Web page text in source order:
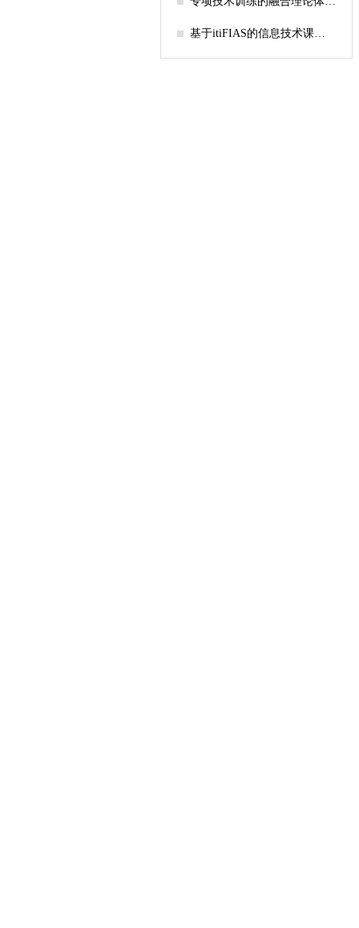
基于itiFIAS的信息技术课堂